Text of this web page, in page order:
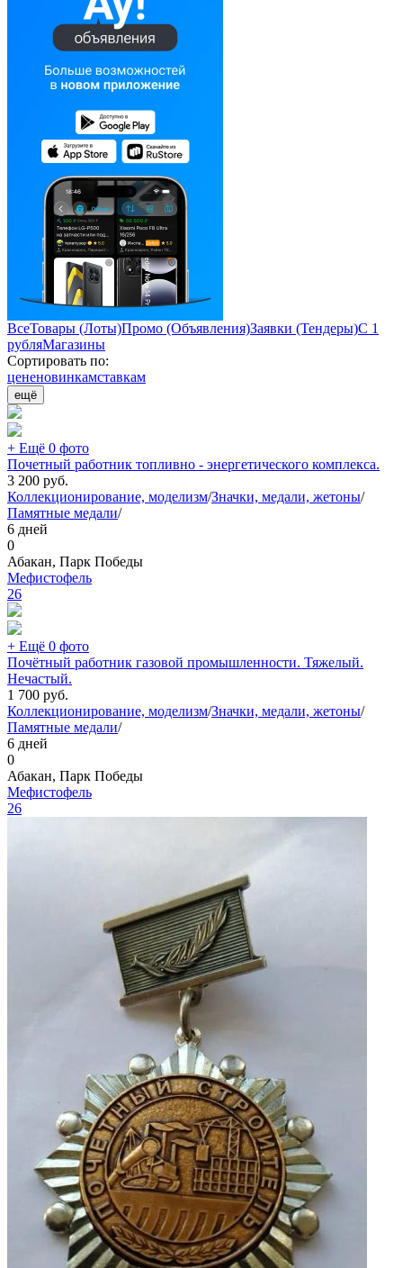
ВсеТовары (Лоты)Промо (Объявления)Заявки (Тендеры)С 1
рубляМагазины
Сортировать по:
цененовинкамставкам
ещё
+ Ещё 0 фото
Почетный работник топливно - энергетического комплекса.
3 200 руб.
Коллекционирование, моделизм/Значки, медали, жетоны/
Памятные медали/
6 дней
0
Абакан, Парк Победы
Мефистофель
26
+ Ещё 0 фото
Почётный работник газовой промышленности. Тяжелый.
Нечастый.
1 700 руб.
Коллекционирование, моделизм/Значки, медали, жетоны/
Памятные медали/
6 дней
0
Абакан, Парк Победы
Мефистофель
26